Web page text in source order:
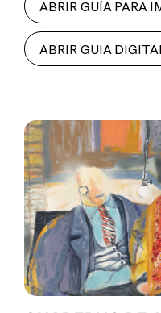
ABRIR GUÍA PARA
ABRIR GUÍA DIGITAL